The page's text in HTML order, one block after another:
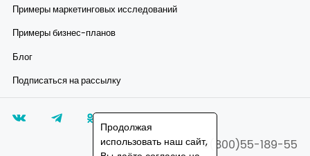
Примеры маркетинговых исследований
Примеры бизнес-планов
Блог
Подписаться на рассылку
8(800)55-189-55
Продолжая
использовать наш сайт,